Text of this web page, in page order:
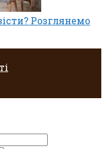
Розглянемо